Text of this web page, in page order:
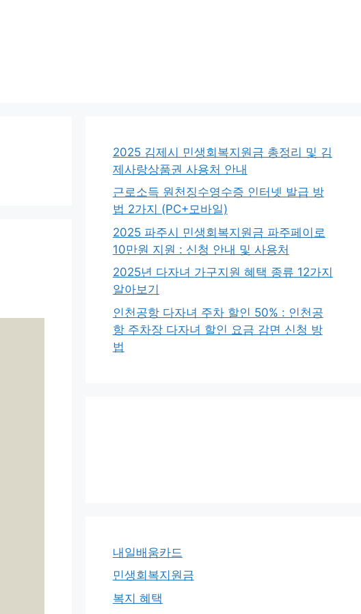
2025 김제시 민생회복지원금 총정리 및 김
제사랑상품권 사용처 안내
근로소득 원천징수영수증 인터넷 발급 방
법 2가지 (PC+모바일)
2025 파주시 민생회복지원금 파주페이로
10만원 지원 : 신청 안내 및 사용처
2025년 다자녀 가구지원 혜택 종류 12가지
알아보기
인천공항 다자녀 주차 할인 50% : 인천공
항 주차장 다자녀 할인 요금 감면 신청 방
법
내일배움카드
민생회복지원금
복지 혜택